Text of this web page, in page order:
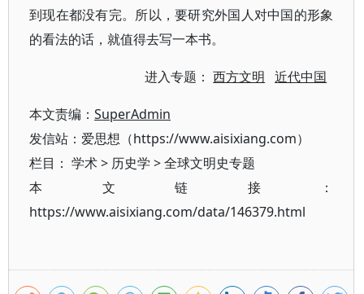
到现在都没有完。所以，要研究外国人对中国的形象
的看法的话，就值得去写一本书。
进入专题：西方文明 近代中国
本文责编： SuperAdmin
发信站：爱思想（https://www.aisixiang.com）
栏目： 学术> 历史学 >全球文明史专题
本文链接：
https://www.aisixiang.com/data/146379.html